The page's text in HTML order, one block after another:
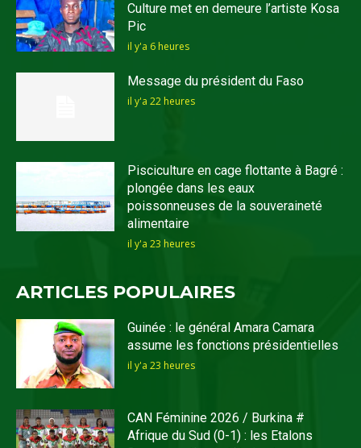
Culture met en demeure l’artiste Kosa
Pic
il y'a 6 heures
Message du président du Faso
il y'a 22 heures
Pisciculture en cage flottante à Bagré :
plongée dans les eaux
poissonneuses de la souveraineté
alimentaire
il y'a 23 heures
ARTICLES POPULAIRES
Guinée : le général Amara Camara
assume les fonctions présidentielles
il y'a 23 heures
CAN Féminine 2026 / Burkina #
Afrique du Sud (0-1) : les Etalons